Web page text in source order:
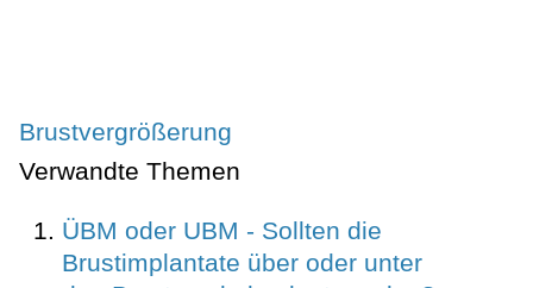
Brustvergrößerung
Verwandte Themen
ÜBM oder UBM - Sollten die
Brustimplantate über oder unter